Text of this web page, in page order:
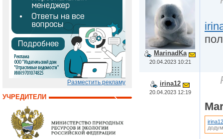
Разместить рекламу
УЧРЕДИТЕЛИ
MarinadKa
20.04.2023 10:21
irina12
20.04.2023 12:19
irina12